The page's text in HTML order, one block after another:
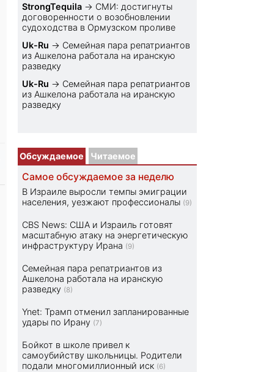
StrongTequila → СМИ: достигнуты
договоренности о возобновлении
судоходства в Ормузском проливе
Uk-Ru → Семейная пара репатриантов
из Ашкелона работала на иранскую
разведку
Uk-Ru → Семейная пара репатриантов
из Ашкелона работала на иранскую
разведку
Обсуждаемое Читаемое
Самое обсуждаемое за неделю
В Израиле выросли темпы эмиграции
населения, уезжают профессионалы (9)
CBS News: США и Израиль готовят
масштабную атаку на энергетическую
инфраструктуру Ирана (9)
Семейная пара репатриантов из
Ашкелона работала на иранскую
разведку (8)
Ynet: Трамп отменил запланированные
удары по Ирану (7)
Бойкот в школе привел к
самоубийству школьницы. Родители
подали многомиллионный иск (6)